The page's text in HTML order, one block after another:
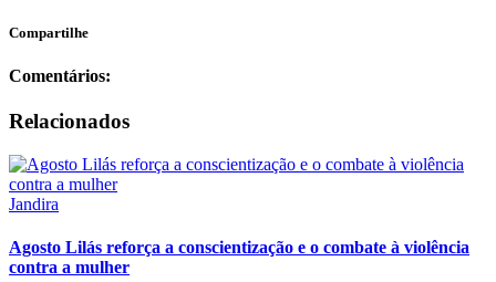
Compartilhe
Comentários:
Relacionados
Jandira
Agosto Lilás reforça a conscientização e o combate à violência
contra a mulher